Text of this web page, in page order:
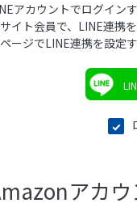
アカウントでログイン
イト会員で、LINE連携
ージでLINE連携を設定
アカ